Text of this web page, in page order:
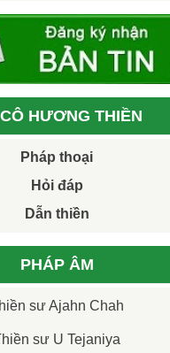
HƯƠNG THIỀN
Pháp thoại
Hỏi đáp
Dẫn thiền
PHÁP ÂM
sư Ajahn Chah
sư U Tejaniya